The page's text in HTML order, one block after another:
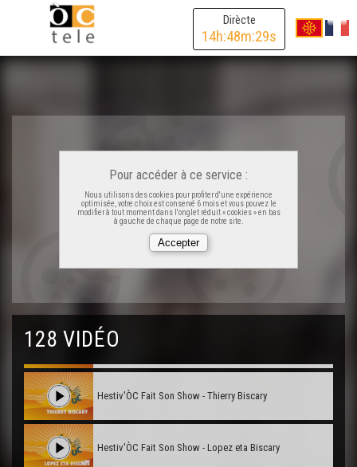
Dirècte
14h:48m:29s
Pour accéder à ce service :
Nous utilisons des cookies pour profiter d'une expérience
optimisée, votre choix est conservé 6 mois et vous pouvez le
modifier à tout moment dans l'onglet réduit « cookies » en bas
à gauche de chaque page de notre site.
128 VIDÉO
Lo Barrut - La filha de Seda
Zine - Vi siau venguda veire
Cortesia - Vau a la terro
Hestiv'ÒC Fait Son Show - Anda Lutz
Hestiv'ÒC Fait Son Show - Thierry Biscary
Hestiv'ÒC Fait Son Show - Lopez eta Biscary